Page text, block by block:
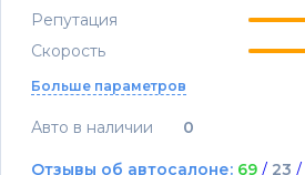
Репутация
Скорость
Больше параметров
Авто в наличии 0
Отзывы об автосалоне: 69 / 23 /